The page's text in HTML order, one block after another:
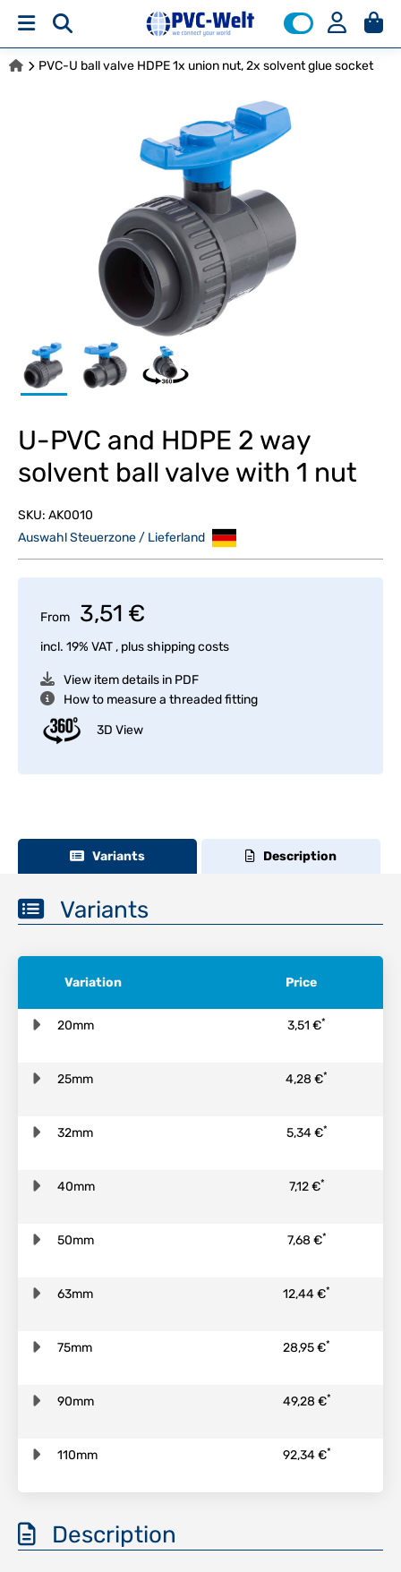
PVC-U ball valve HDPE 1x union nut, 2x solvent glue socket
U-PVC and HDPE 2 way
solvent ball valve with 1 nut
SKU: AK0010
Auswahl Steuerzone / Lieferland
From 3,51 €
incl. 19% VAT , plusshipping costs
View item details in PDF
How to measure a threaded fitting
3D View
Variants Description
Variants
Variation Price
20mm 3,51 €*
25mm 4,28 €*
32mm 5,34 €*
40mm 7,12 €*
50mm 7,68 €*
63mm 12,44 €*
75mm 28,95 €*
90mm 49,28 €*
110mm 92,34 €*
Description